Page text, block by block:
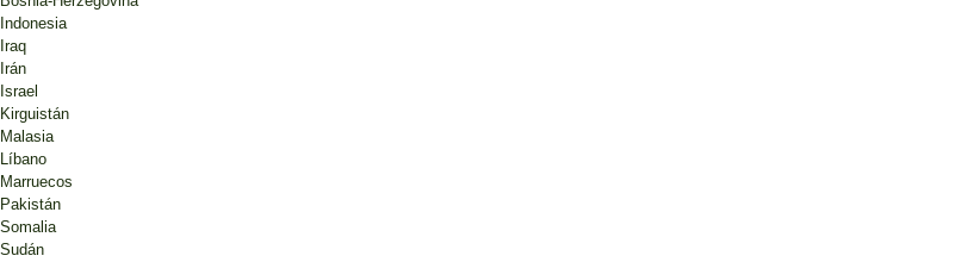
Indonesia
Iraq
Irán
Israel
Kirguistán
Malasia
Líbano
Marruecos
Pakistán
Somalia
Sudán